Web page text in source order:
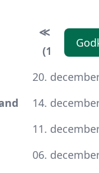
(1-2
20.
14.
11.
06.